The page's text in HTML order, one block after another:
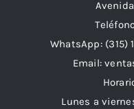
WhatsApp: (315)
Email:
Lunes a